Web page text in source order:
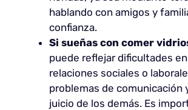
hablando con amigos y
confianza.
Si sueñas con comer
puede reflejar dificultades
relaciones sociales o
problemas de comunicación
juicio de los demás. Es